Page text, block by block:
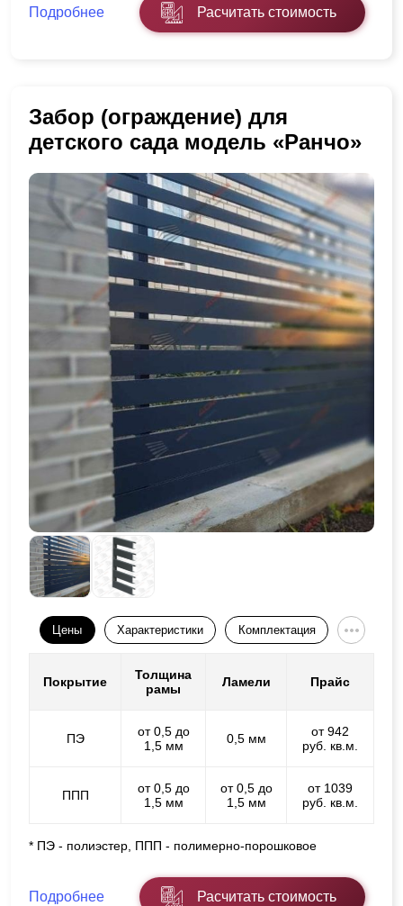
Подробнее Расчитать стоимость
Забор (ограждение) для
детского сада модель «Ранчо»
Цены Характеристики Комплектация
Покрытие
Толщина
рамы
Ламели Прайс
ПЭ
от 0,5 до
1,5 мм
0,5 мм
от 942
руб. кв.м.
ППП
от 0,5 до
1,5 мм
от 0,5 до
1,5 мм
от 1039
руб. кв.м.
* ПЭ - полиэстер, ППП - полимерно-порошковое
Подробнее Расчитать стоимость